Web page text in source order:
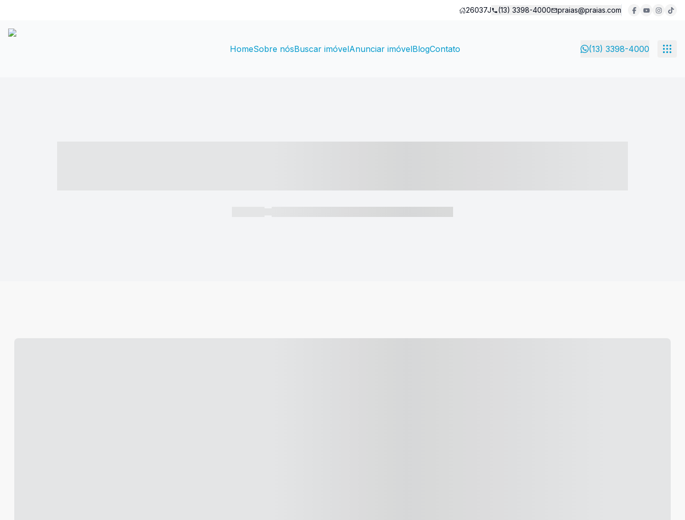
26037J (13) 3398-4000 praias@praias.com
HomeSobre nósBuscar imóvelAnunciar imóvelBlogContato (13) 3398-4000